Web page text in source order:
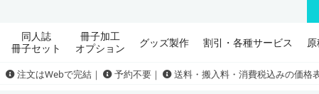
同人誌
冊子セット
冊子加工
オプション
グッズ製作 割引・各種サービス
注文はWebで完結｜ 予約不要｜ 送料・搬入料・消費税込みの価格